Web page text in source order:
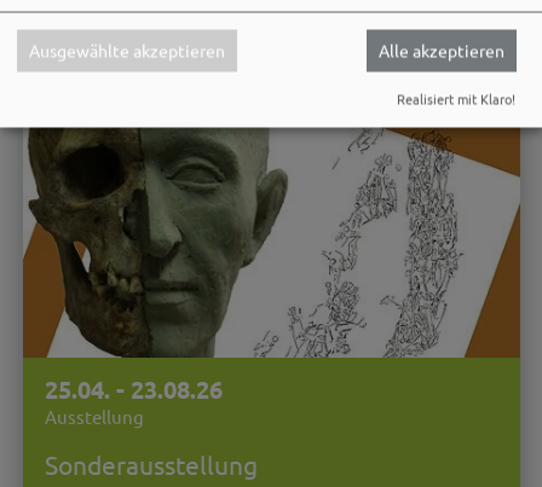
25.04. - 23.08.26
Ausstellung
Sonderausstellung
Ausgewählte akzeptieren Alle akzeptieren
Realisiert mit Klaro!